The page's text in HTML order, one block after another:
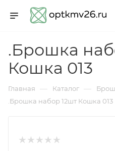
.Брошка
Кошка 013
Главная — Каталог —
.Брошка набор 12шт Кошка 013